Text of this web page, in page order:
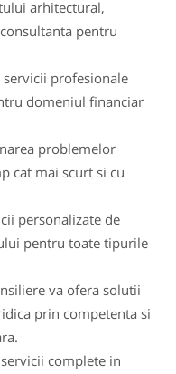
arhitectural,
pentru
profesionale
domeniul financiar
problemelor
cat mai scurt si cu
personalizate de
pentru toate tipurile
va ofera solutii
prin competenta si
complete in